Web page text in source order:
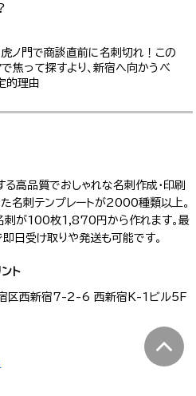
虎ノ門で商談直前に名刺切れ！この
で焦って探すより、新宿へ向かうべ
的理由
高品質でおしゃれな名刺作成・印刷
名刺テンプレートが2000種類以上。
刺が100枚1,870円から作れます。最
日受け取りや発送も可能です。
ト
区西新宿7-2-6 西新宿K-1ビル5F